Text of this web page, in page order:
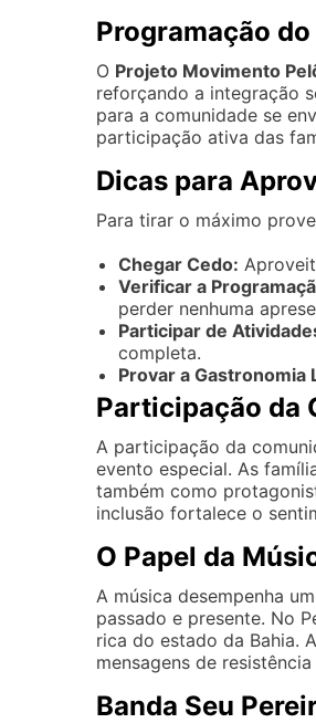
Programação
O Projeto Movimento
reforçando a integração
para a comunidade se
participação ativa das
Dicas para
Para tirar o máximo
Chegar Cedo:
Verificar a
perder nenhuma
Participar de
completa.
Provar a Gastronomia
Participação da
A participação da
evento especial. As
também como
inclusão fortalece o
O Papel da
A música desempenha
passado e presente. No
rica do estado da Bahia.
mensagens de
Banda Seu